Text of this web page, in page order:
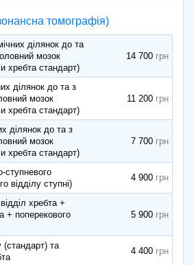
томографія)
ділянок до та
мозок
хребта стандарт)
14 700
ділянок до та з
мозок
хребта стандарт)
11 200
ділянок до та з
мозок
хребта стандарт)
7 700
ступневого
відділу ступні)
4 900
хребта +
+ поперекового
5 900
та
4 400